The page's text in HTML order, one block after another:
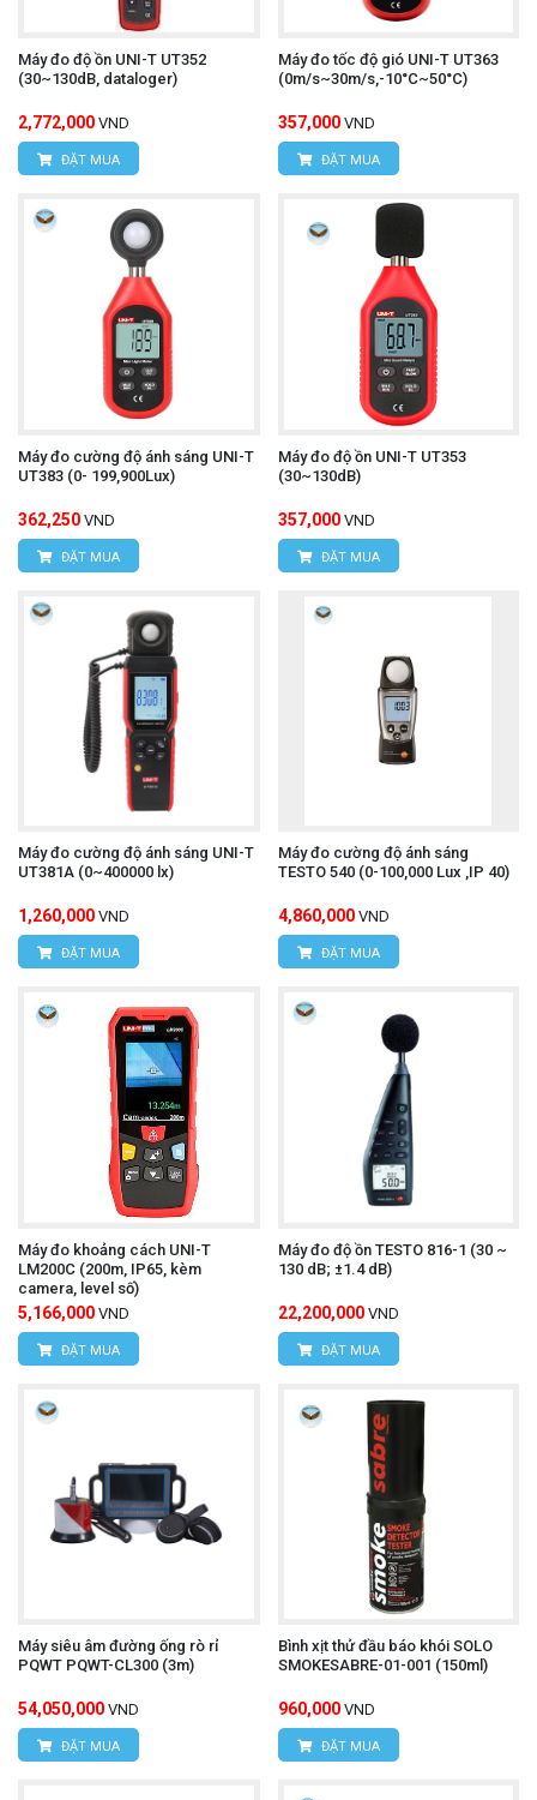
Máy đo độ ồn UNI-T UT352
(30~130dB, dataloger)
2,772,000 VND
ĐẶT MUA
Máy đo tốc độ gió UNI-T UT363
(0m/s~30m/s,-10°C~50°C)
357,000 VND
ĐẶT MUA
Máy đo cường độ ánh sáng UNI-T
UT383 (0- 199,900Lux)
362,250 VND
ĐẶT MUA
Máy đo độ ồn UNI-T UT353
(30~130dB)
357,000 VND
ĐẶT MUA
Máy đo cường độ ánh sáng UNI-T
UT381A (0~400000 lx)
1,260,000 VND
ĐẶT MUA
Máy đo cường độ ánh sáng
TESTO 540 (0-100,000 Lux ,IP 40)
4,860,000 VND
ĐẶT MUA
Máy đo khoảng cách UNI-T
LM200C (200m, IP65, kèm
camera, level số)
5,166,000 VND
ĐẶT MUA
Máy đo độ ồn TESTO 816-1 (30 ~
130 dB; ±1.4 dB)
22,200,000 VND
ĐẶT MUA
Máy siêu âm đường ống rò rỉ
PQWT PQWT-CL300 (3m)
54,050,000 VND
ĐẶT MUA
Bình xịt thử đầu báo khói SOLO
SMOKESABRE-01-001 (150ml)
960,000 VND
ĐẶT MUA